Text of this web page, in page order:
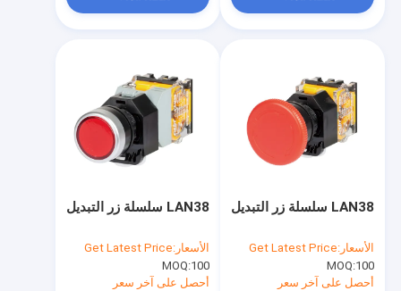
المنتجات
حول بنا
جولة في المعمل
أخبار
LAN38 سلسلة زر التبديل
الأسعار:Get Latest Price
MOQ:100
أحصل على آخر سعر
LAN38 سلسلة زر التبديل
الأسعار:Get Latest Price
MOQ:100
أحصل على آخر سعر